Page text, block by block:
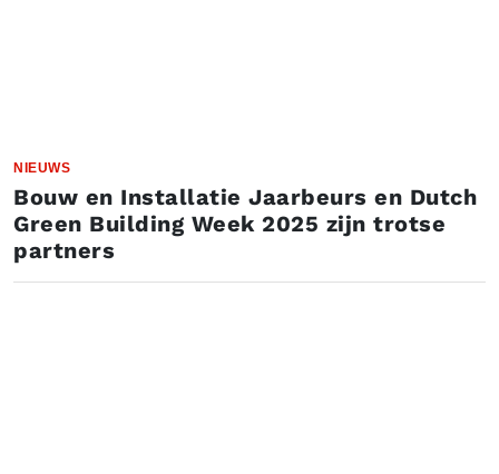
NIEUWS
Bouw en Installatie Jaarbeurs en Dutch
Green Building Week 2025 zijn trotse
partners